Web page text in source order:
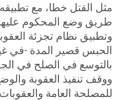
مثل القتل خطا، مع
طريق وضع المحكوم
وتطبيق نظام تجزئة
الحبس قصير المدة -في
بالتوسع في الصلح في
ووقف تنفيذ العقوبة
للمصلحة العامة